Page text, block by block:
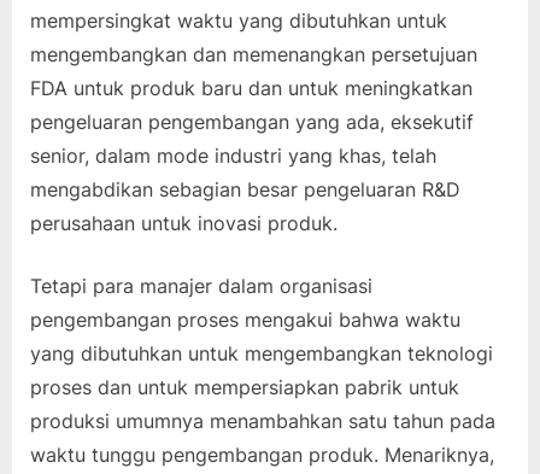
mempersingkat waktu yang dibutuhkan untuk
mengembangkan dan memenangkan persetujuan
FDA untuk produk baru dan untuk meningkatkan
pengeluaran pengembangan yang ada, eksekutif
senior, dalam mode industri yang khas, telah
mengabdikan sebagian besar pengeluaran R&D
perusahaan untuk inovasi produk.
Tetapi para manajer dalam organisasi
pengembangan proses mengakui bahwa waktu
yang dibutuhkan untuk mengembangkan teknologi
proses dan untuk mempersiapkan pabrik untuk
produksi umumnya menambahkan satu tahun pada
waktu tunggu pengembangan produk. Menariknya,